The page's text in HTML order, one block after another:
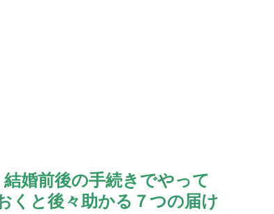
結婚前後の手続きでやって
くと後々助かる７つの届け